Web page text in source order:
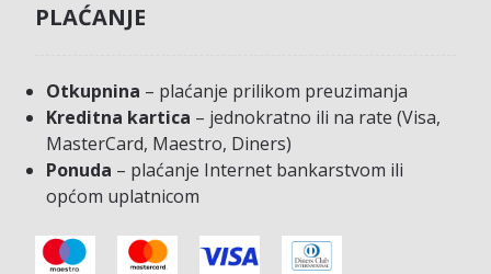
PLAĆANJE
Otkupnina – plaćanje prilikom preuzimanja
Kreditna kartica – jednokratno ili na rate (Visa,
MasterCard, Maestro, Diners)
Ponuda – plaćanje Internet bankarstvom ili
općom uplatnicom